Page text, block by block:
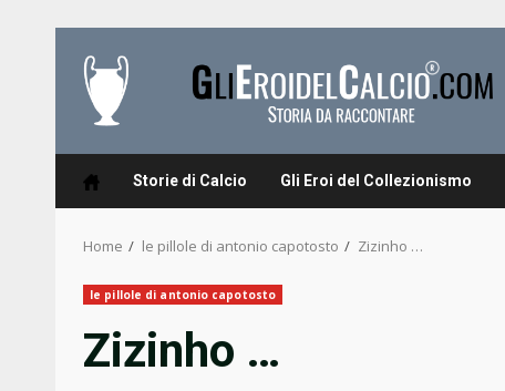
content
Storie di Calcio Gli Eroi del Collezionismo
Home le pillole di antonio capotosto Zizinho …
le pillole di antonio capotosto
Zizinho …